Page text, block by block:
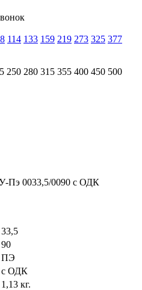
114 133 159 219 273 325 377
250 280 315 355 400 450 500
Пэ 0033,5/0090 с ОДК
33,5
90
ПЭ
с ОДК
1,13 кг.